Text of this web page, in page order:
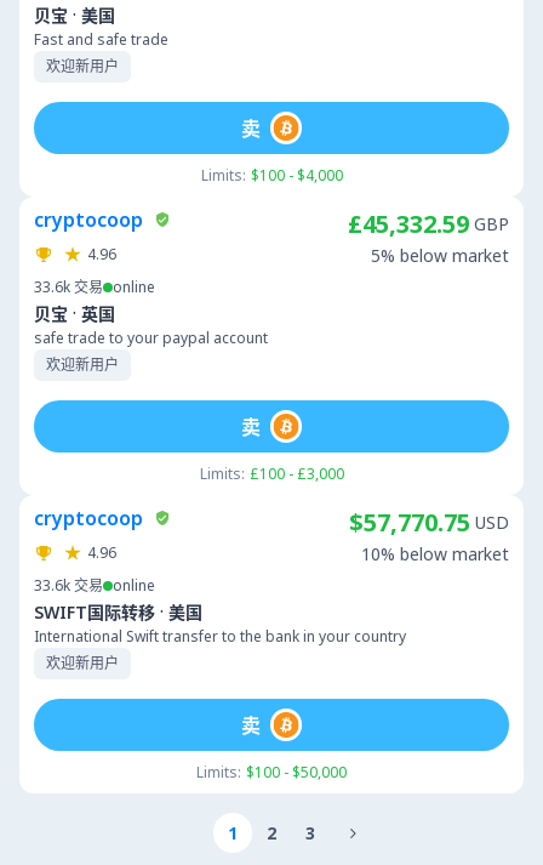
贝宝 · 美国
Fast and safe trade
欢迎新用户
Limits: $100 - $4,000
卖
cryptocoop
4.96
33.6k交易 online
贝宝 · 英国
safe trade to your paypal account
欢迎新用户
£45,332.59 GBP
5% below market
Limits: £100 - £3,000
卖
cryptocoop
4.96
33.6k交易 online
SWIFT国际转移 · 美国
International Swift transfer to the bank in your country
欢迎新用户
$57,770.75 USD
10% below market
Limits: $100 - $50,000
卖
1 2 3 